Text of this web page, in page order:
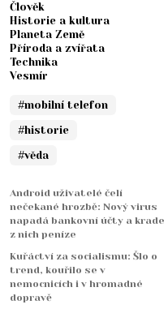
Člověk
Historie a kultura
Planeta Země
Příroda a zvířata
Technika
Vesmír
#mobilní telefon
#historie
#věda
Android uživatelé čelí
nečekané hrozbě: Nový virus
napadá bankovní účty a krade
z nich peníze
Kuřáctví za socialismu: Šlo o
trend, kouřilo se v
nemocnicích i v hromadné
dopravě